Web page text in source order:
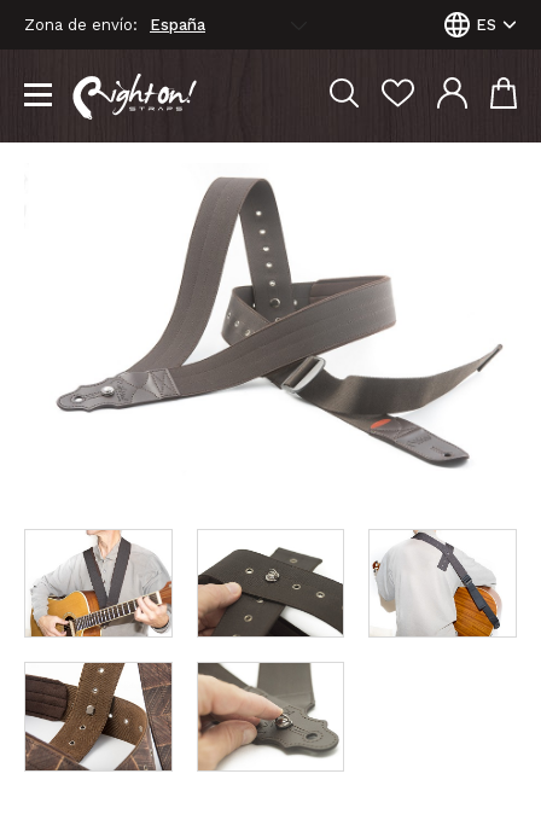
Zona de envío: ES